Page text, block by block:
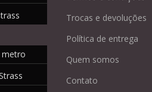
Trocas e devoluções
Política de entrega
Quem somos
Contato